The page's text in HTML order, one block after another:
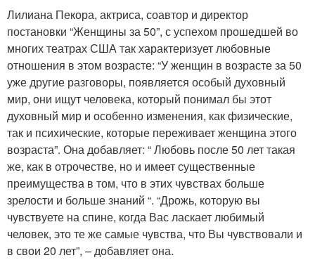
Лилиана Пекора, актриса, соавтор и директор
постановки “Женщины за 50”, с успехом прошедшей во
многих театрах США так характеризует любовные
отношения в этом возрасте: “У женщин в возрасте за 50
уже другие разговоры, появляется особый духовный
мир, они ищут человека, который понимал бы этот
духовный мир и особенно изменения, как физические,
так и психические, которые переживает женщина этого
возраста”. Она добавляет: “ Любовь после 50 лет такая
же, как в отрочестве, но и имеет существенные
преимущества в том, что в этих чувствах больше
зрелости и больше знаний “. “Дрожь, которую вы
чувствуете на спине, когда Вас ласкает любимый
человек, это те же самые чувства, что Вы чувствовали и
в свои 20 лет”, – добавляет она.